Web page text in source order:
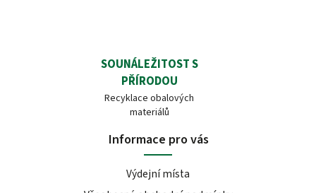
SOUNÁLEŽITOST S
PŘÍRODOU
Recyklace obalových
materiálů
Informace pro vás
Výdejní místa